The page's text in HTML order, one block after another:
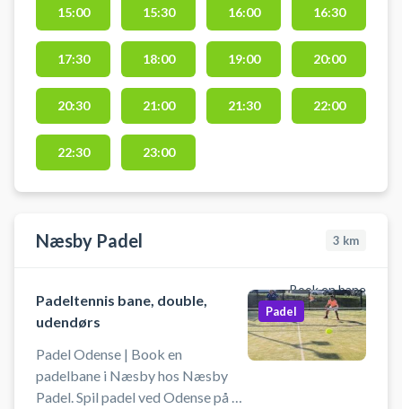
15:00 15:30 16:00 16:30
17:30 18:00 19:00 20:00
20:30 21:00 21:30 22:00
22:30 23:00
Næsby Padel 3 km
Book en bane
Padeltennis bane, double,
udendørs
Padel Odense | Book en
padelbane i Næsby hos Næsby
Padel. Spil padel ved Odense på en
Padel